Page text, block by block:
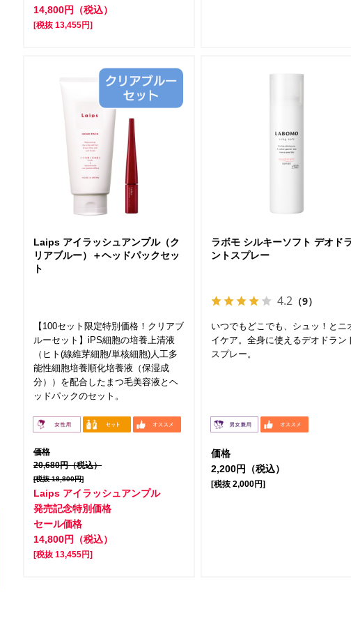
14,800円（税込）
[税抜 13,455円]
Laips アイラッシュアンプル（ク
リアブルー）＋ヘッドパックセッ
ト
【100セット限定特別価格！クリアブ
ルーセット】iPS細胞の培養上清液
（ヒト(線維芽細胞/単核細胞)人工多
能性細胞培養順化培養液（保湿成
分））を配合したまつ毛美容液とヘ
ッドパックのセット。
価格
20,680円（税込）
[税抜 18,800円]
Laips アイラッシュアンプル
発売記念特別価格
セール価格
14,800円（税込）
[税抜 13,455円]
ラボモ シルキーソフト デオド
ントスプレー
4.2 （9）
いつでもどこでも、シュッ！とニ
イケア。全身に使えるデオドラン
スプレー。
価格
2,200円（税込）
[税抜 2,000円]